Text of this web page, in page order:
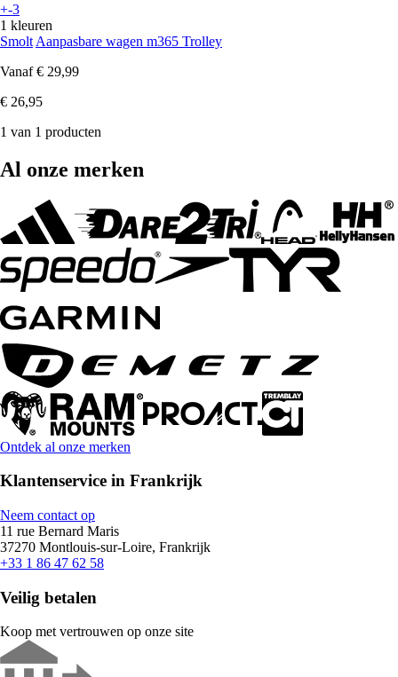
+-3
1 kleuren
Smolt Aanpasbare wagen m365 Trolley
Vanaf € 29,99
€ 26,95
1 van 1 producten
Al onze merken
Ontdek al onze merken
Klantenservice in Frankrijk
Neem contact op
11 rue Bernard Maris
37270 Montlouis-sur-Loire, Frankrijk
+33 1 86 47 62 58
Veilig betalen
Koop met vertrouwen op onze site